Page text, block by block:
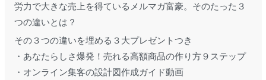
労力で大きな売上を得ているメルマガ富豪。そのたった３
つの違いとは？
その３つの違いを埋める３大プレゼントつき
・あなたらしさ爆発！売れる高額商品の作り方９ステップ
・オンライン集客の設計図作成ガイド動画